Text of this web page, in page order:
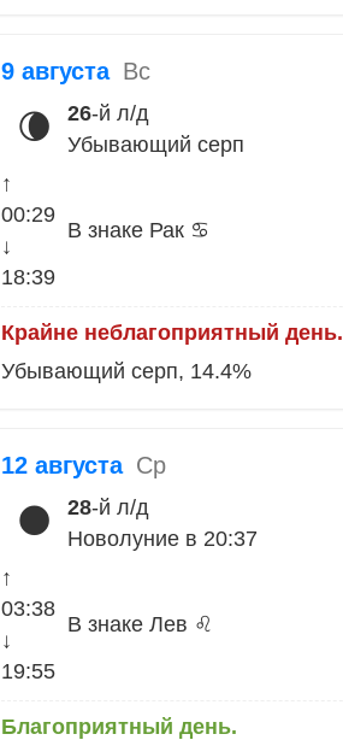
9 августа Вс
🌘 26-й л/д
Убывающий серп
↑
00:29
↓
18:39
В знаке Рак ♋
Крайне неблагоприятный день.
Убывающий серп, 14.4%
12 августа Ср
🌑 28-й л/д
Новолуние в 20:37
↑
03:38
↓
19:55
В знаке Лев ♌
Благоприятный день.